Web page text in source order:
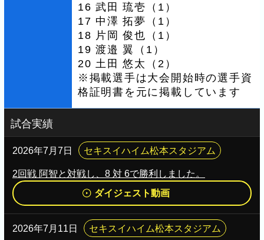
16 武田 琉壱（1）
17 中澤 拓夢（1）
18 片岡 俊也（1）
19 渡邉 翼（1）
20 土田 悠太（2）
※掲載選手は大会開始時の選手資
格証明書を元に掲載しています
試合実績
2026年7月7日 セキスイハイム松本スタジアム
2回戦 阿智と対戦し、8 対 6で勝利しました。
ダイジェスト動画
2026年7月11日 セキスイハイム松本スタジアム